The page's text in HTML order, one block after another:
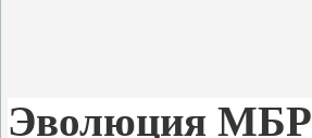
Эволюция МБР